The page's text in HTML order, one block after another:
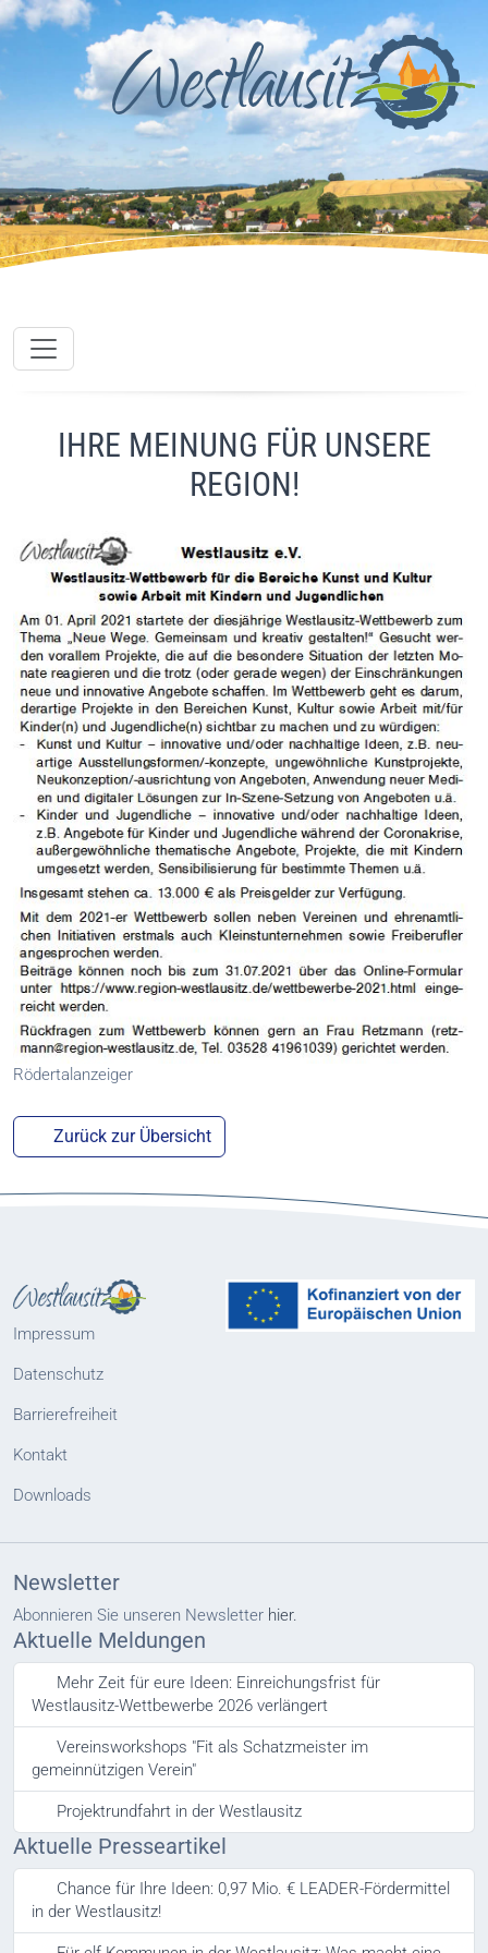
IHRE MEINUNG FÜR UNSERE
REGION!
Rödertalanzeiger
Zurück zur Übersicht
Impressum
Datenschutz
Barrierefreiheit
Kontakt
Downloads
Newsletter
Abonnieren Sie unseren Newsletter hier.
Aktuelle Meldungen
Mehr Zeit für eure Ideen: Einreichungsfrist für
Westlausitz-Wettbewerbe 2026 verlängert
Vereinsworkshops "Fit als Schatzmeister im
gemeinnützigen Verein"
Projektrundfahrt in der Westlausitz
Aktuelle Presseartikel
Chance für Ihre Ideen: 0,97 Mio. € LEADER-Fördermittel
in der Westlausitz!